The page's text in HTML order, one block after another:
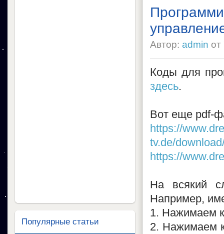
Автор: admin от
Коды для
здесь.
Вот еще pdf-
https://
tv.de/
https://
На всякий
Например,
1. Нажимаем
2. Нажимаем
Популярные статьи